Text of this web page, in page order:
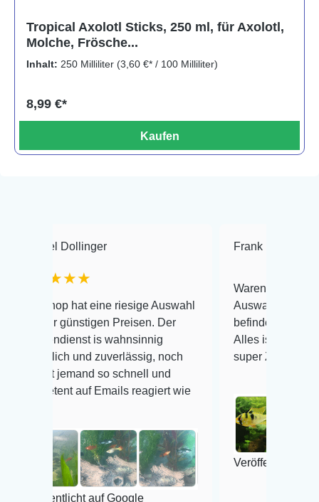
Tropical Axolotl Sticks, 250 ml, für Axolotl,
Molche, Frösche...
Inhalt: 250 Milliliter (3,60 €* / 100 Milliliter)
8,99 €*
Kaufen
eine riesige Auswahl
Preisen. Der
is wahnsinnig
zuverlässig, noch
so schnell und
auf Emails reagiert wie
auf Google
Frank Hackmayer
Warenanlieferung Top und die
Auswahl plus
befinden der Fische
Alles ist quick lebendig und im
super Zustand. Gerne wieder
Veröffentlicht auf Google